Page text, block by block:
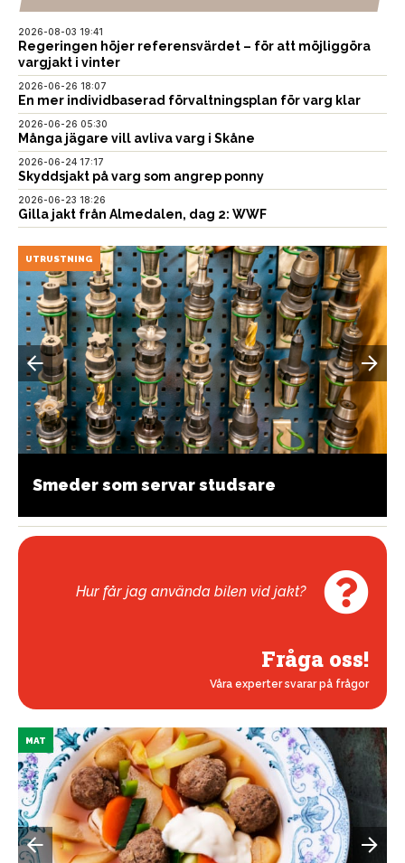
inlägg
2026-08-03 19:41
Regeringen höjer referensvärdet – för att möjliggöra
vargjakt i vinter
2026-06-26 18:07
En mer individbaserad förvaltningsplan för varg klar
2026-06-26 05:30
Många jägare vill avliva varg i Skåne
2026-06-24 17:17
Skyddsjakt på varg som angrep ponny
2026-06-23 18:26
Gilla jakt från Almedalen, dag 2: WWF
UTRUSTNING
Smeder som servar studsare
Hur får jag använda bilen vid jakt?
Fråga oss!
Våra experter svarar på frågor
MAT